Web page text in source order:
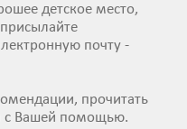
детское место,
почту -
прочитать
с Вашей помощью.